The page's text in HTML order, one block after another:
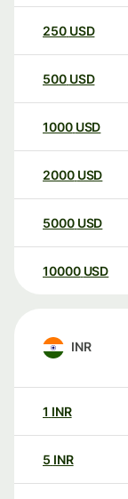
250 USD
500 USD
1000 USD
2000 USD
5000 USD
10000 USD
INR
1 INR
5 INR